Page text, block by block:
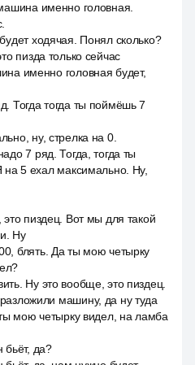
именно головная.
ходячая. Понял сколько?
пизда только сейчас
именно головная будет,
Тогда тогда ты поймёшь 7
ну, стрелка на 0.
7 ряд. Тогда, тогда ты
5 ехал максимально. Ну,
пиздец. Вот мы для такой
Ну
блять. Да ты мою четырку
Ну это вообще, это пиздец.
машину, да ну туда
мою четырку видел, на ламба
бьёт, да?